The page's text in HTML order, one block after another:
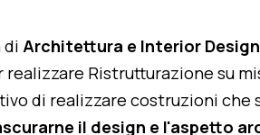
di Architettura e Interior Design
Ristrutturazione su
di realizzare costruzioni
il design e l'aspetto